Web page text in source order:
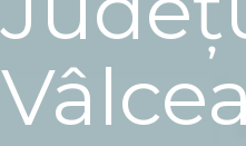
Vâlcea